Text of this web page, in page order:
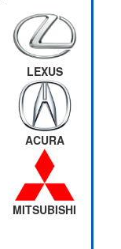
LEXUS
ACURA
MITSUBISHI